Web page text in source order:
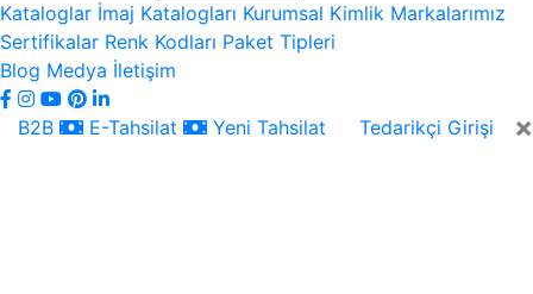
Kataloglar İmaj Katalogları Kurumsal Kimlik Markalarımız
Sertifikalar Renk Kodları Paket Tipleri
Blog Medya İletişim
×
B2B E-Tahsilat Yeni Tahsilat Tedarikçi Girişi